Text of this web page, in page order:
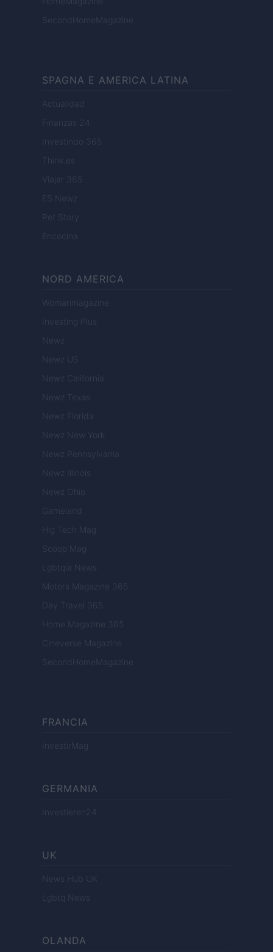
SecondHomeMagazine
SPAGNA E AMERICA LATINA
Actualidad
Finanzas 24
Investindo 365
Think.es
Viajar 365
ES Newz
Pet Story
Encocina
NORD AMERICA
Womanmagazine
Investing Plus
Newz
Newz US
Newz California
Newz Texas
Newz Florida
Newz New York
Newz Pennsylvania
Newz Illinois
Newz Ohio
Gameland
Hig Tech Mag
Scoop Mag
Lgbtqia News
Motors Magazine 365
Day Travel 365
Home Magazine 365
Cineverse Magazine
SecondHomeMagazine
FRANCIA
InvestirMag
GERMANIA
Investieren24
UK
News Hub UK
Lgbtq News
OLANDA